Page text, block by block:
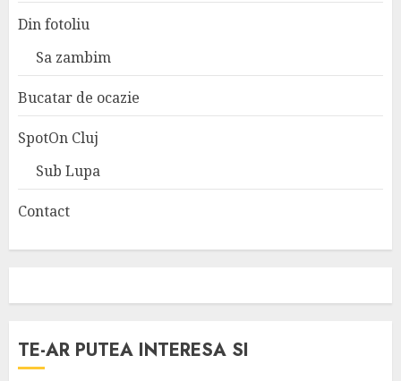
Din fotoliu
Sa zambim
Bucatar de ocazie
SpotOn Cluj
Sub Lupa
Contact
TE-AR PUTEA INTERESA SI